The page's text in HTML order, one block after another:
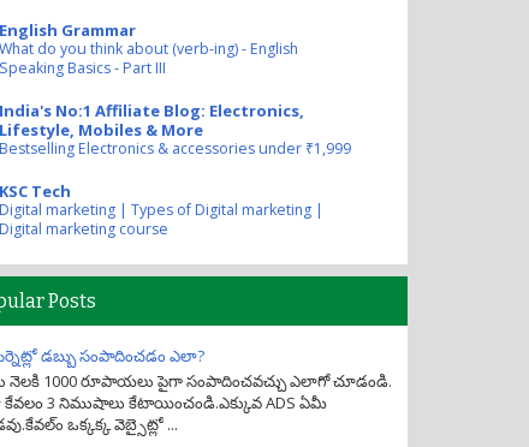
English Grammar
What do you think about (verb-ing) - English
Speaking Basics - Part III
India's No:1 Affiliate Blog: Electronics,
Lifestyle, Mobiles & More
Bestselling Electronics & accessories under ₹1,999
KSC Tech
Digital marketing | Types of Digital marketing |
Digital marketing course
Posts
డబ్బు సంపాదించడం ఎలా?
నెలకి 1000 రూపాయలు పైగా సంపాదించవచ్చు ఎలాగో చూడండి.
కేవలం 3 నిముషాలు కేటాయించండి.ఎక్కువ ADS ఏమీ
ఒక్కక్క వెబ్సైట్లో ...